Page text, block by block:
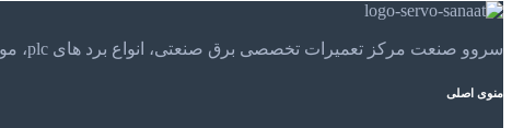
سروو صنعت مرکز تعمیرات تخصصی برق صنعتی، انواع برد های plc، موتور های الکتریکی و . . . تعمیرات تخصصی و مهندسی را در مرکز تعمیرات تخصصی سروو صنعت تجربه کنید.
منوی اصلی